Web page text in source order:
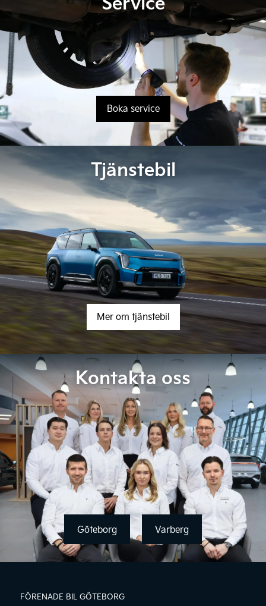
Boka service
Tjänstebil
Mer om tjänstebil
Kontakta oss
Göteborg Varberg
FÖRENADE BIL GÖTEBORG